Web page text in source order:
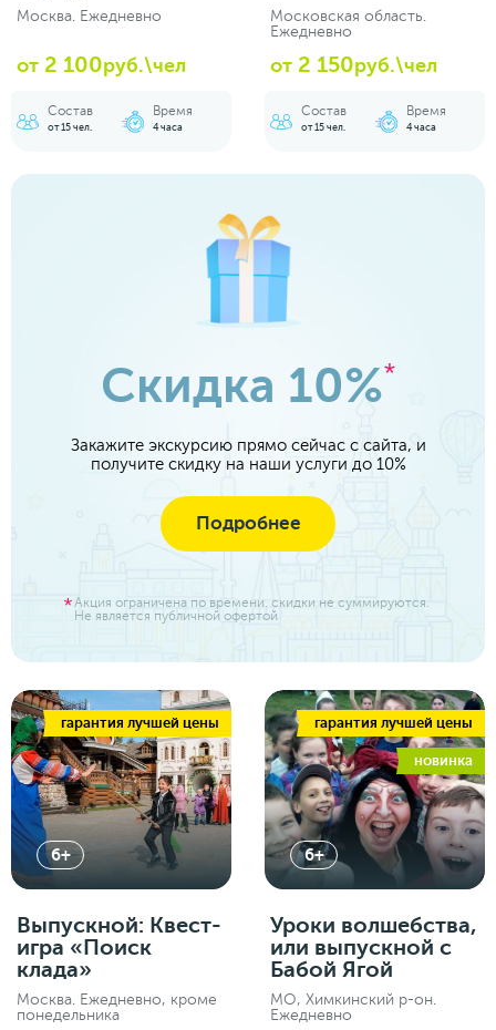
Москва. Ежедневно
от 2 100руб.\чел
Состав
от 15 чел.
Время
4 часа
Московская область.
Ежедневно
от 2 150руб.\чел
Состав
от 15 чел.
Время
4 часа
Скидка 10%*
Закажите экскурсию прямо сейчас с сайта, и
получите скидку на наши услуги до 10%
Подробнее
Акция ограничена по времени. скидки не суммируются.
Не является публичной офертой
гарантия лучшей цены
6+
Выпускной: Квест-
игра «Поиск
клада»
Москва. Ежедневно, кроме
понедельника
гарантия лучшей цены
новинка
6+
Уроки волшебства,
или выпускной с
Бабой Ягой
МО, Химкинский р-он.
Ежедневно